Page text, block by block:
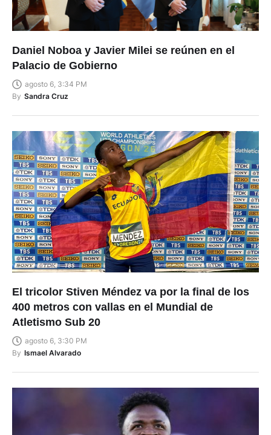
Daniel Noboa y Javier Milei se reúnen en el
Palacio de Gobierno
agosto 6, 3:34 PM
By Sandra Cruz
El tricolor Stiven Méndez va por la final de los
400 metros con vallas en el Mundial de
Atletismo Sub 20
agosto 6, 3:30 PM
By Ismael Alvarado